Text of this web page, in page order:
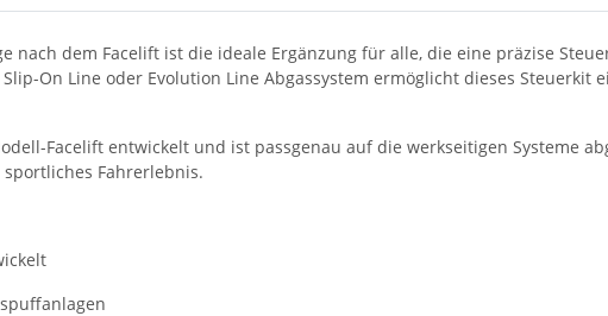
nach dem Facelift ist die ideale Ergänzung für alle, die eine präzise
On Line oder Evolution Line Abgassystem ermöglicht dieses
Facelift entwickelt und ist passgenau auf die werkseitigen Systeme
Fahrerlebnis.